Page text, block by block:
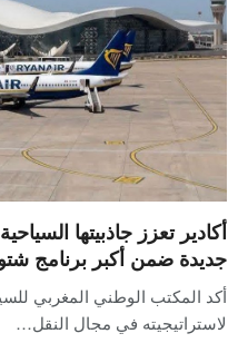
جديدة ضمن أكبر برنامج
أكد المكتب الوطني المغربي
لاستراتيجيته في مجال النقل…